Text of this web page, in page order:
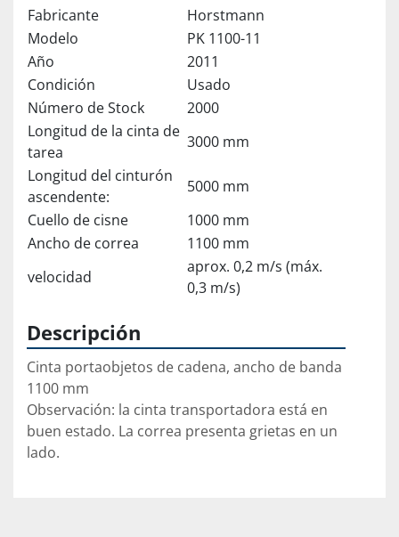
Fabricante
Horstmann
Modelo
PK 1100-11
Año
2011
Condición
Usado
Número de Stock
2000
Longitud de la cinta de
tarea
3000 mm
Longitud del cinturón
ascendente:
5000 mm
Cuello de cisne
1000 mm
Ancho de correa
1100 mm
velocidad
aprox. 0,2 m/s (máx.
0,3 m/s)
Descripción
Cinta portaobjetos de cadena, ancho de banda
1100 mm
Observación: la cinta transportadora está en
buen estado. La correa presenta grietas en un
lado.